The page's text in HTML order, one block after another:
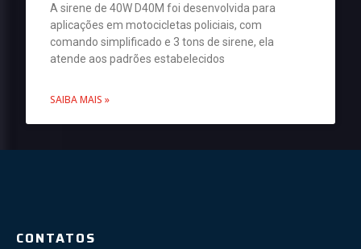
A sirene de 40W D40M foi desenvolvida para
aplicações em motocicletas policiais, com
comando simplificado e 3 tons de sirene, ela
atende aos padrões estabelecidos
SAIBA MAIS »
CONTATOS